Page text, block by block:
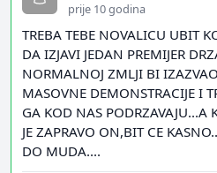
prije 10 godina
TREBA TEBE NOVALICU UBIT
DA IZJAVI JEDAN PREMIJER
NORMALNOJ ZMLJI BI
MASOVNE DEMONSTRACIJE I
GA KOD NAS PODRZAVAJU...A
JE ZAPRAVO ON,BIT CE
DO MUDA....